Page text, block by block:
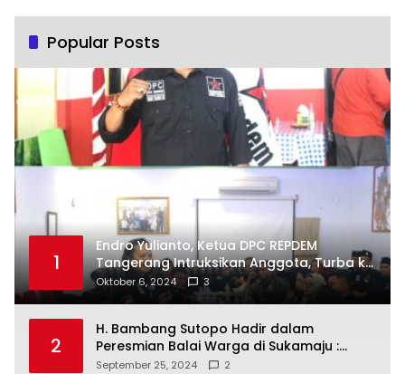
Popular Posts
1
Endro Yulianto, Ketua DPC REPDEM
Tangerang Intruksikan Anggota, Turba ke
Masyarakat Dan Jalani Apa Yang di
Putuskan RAKERCABSUS
Oktober 6, 2024 3
2
H. Bambang Sutopo Hadir dalam
Peresmian Balai Warga di Sukamaju :
Wadah Baru untuk Kolaborasi dan
September 25, 2024 2